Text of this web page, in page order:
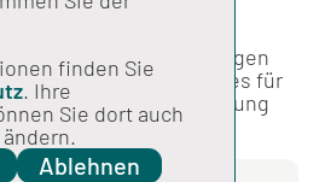
Mindestmengenregelungen
eines OPS-Kodes für
"Chirurgische Behandlung
finden Sie
. Ihre
Sie dort auch
Ablehnen